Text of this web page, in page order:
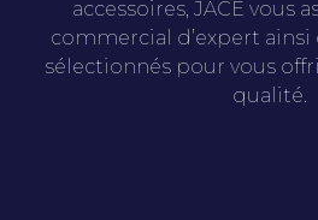
accessoires, JACE vous
commercial d’expert
sélectionnés pour vous
qualité.